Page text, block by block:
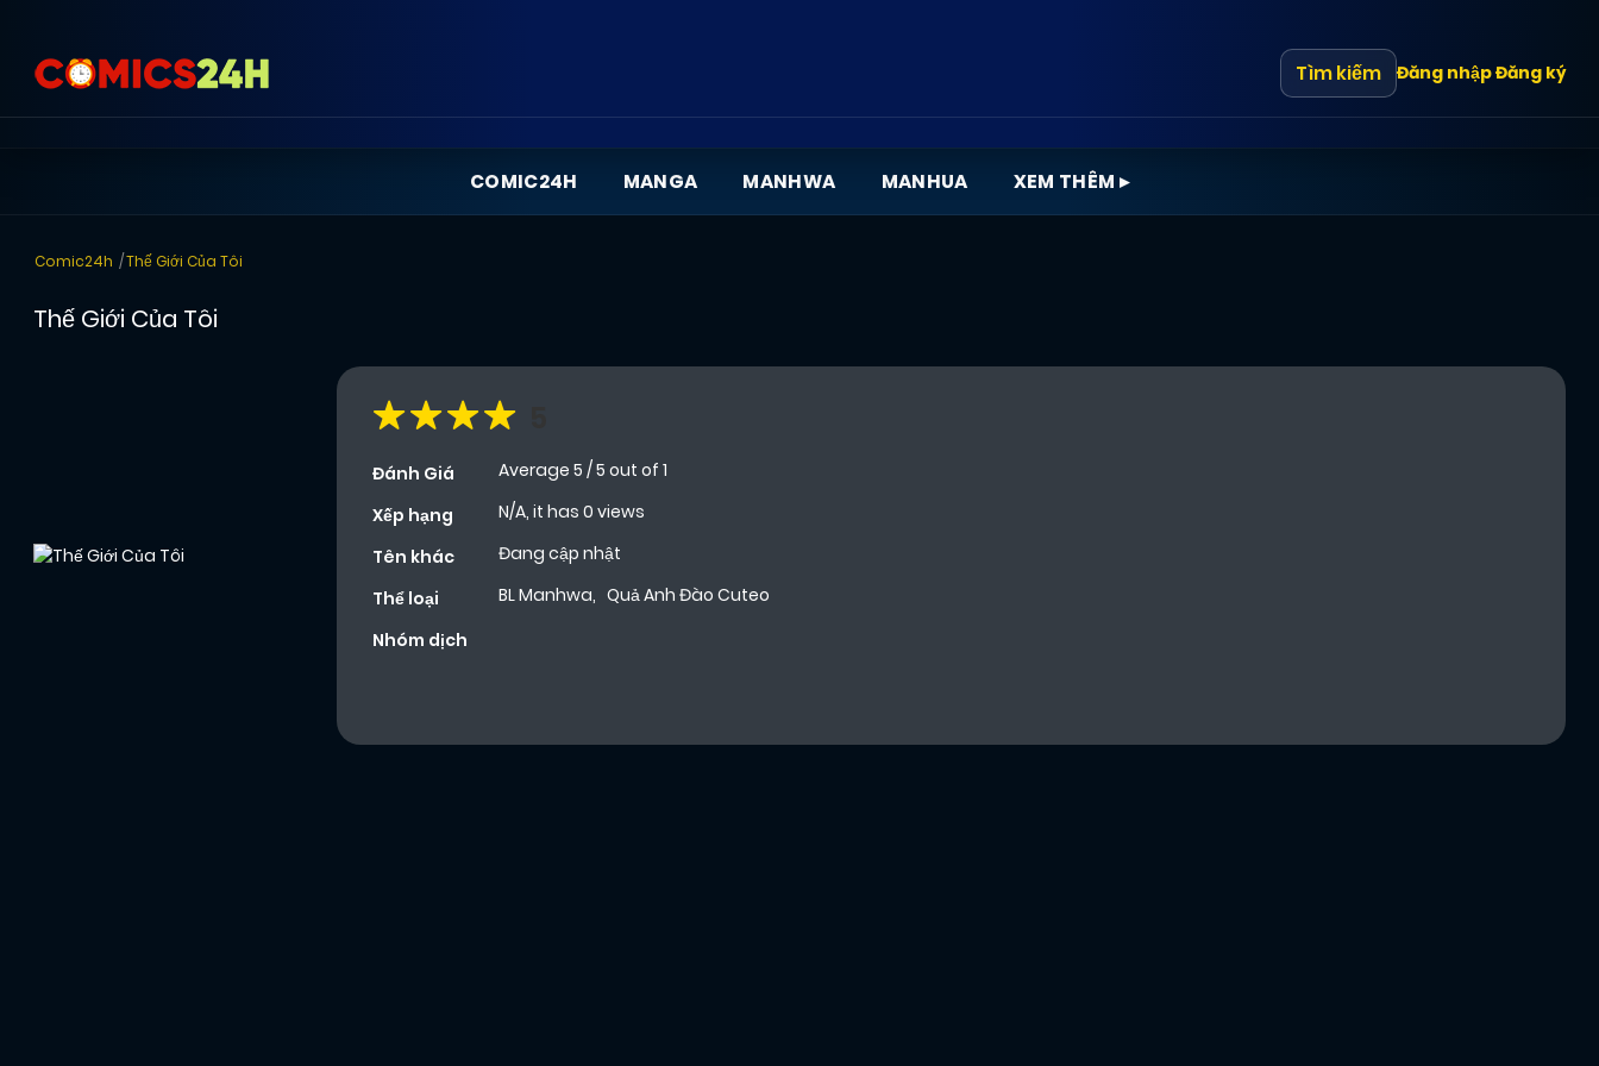
Tìm kiếm Đăng nhậpĐăng ký
COMIC24H MANGA MANHWA MANHUA XEM THÊM ▸
Comic24h Thế Giới Của Tôi
Thế Giới Của Tôi
Đánh Giá Average 5 /5 out of 1
Xếp hạng
N/A, it has 0 views
Tên khác
Đang cập nhật
Thể loại
BL Manhwa, Quả Anh Đào Cuteo
Nhóm dịch